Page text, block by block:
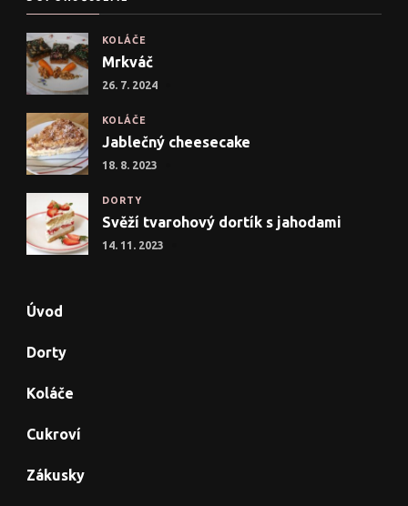
KOLÁČE
Mrkváč
26. 7. 2024
KOLÁČE
Jablečný cheesecake
18. 8. 2023
DORTY
Svěží tvarohový dortík s jahodami
14. 11. 2023
Úvod
Dorty
Koláče
Cukroví
Zákusky